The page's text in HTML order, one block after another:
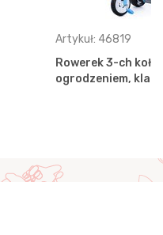
Artykuł: 46819
Rowerek 3-ch
ogrodzeniem,